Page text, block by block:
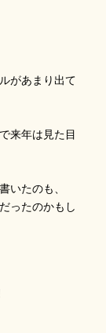
があまり出て
来年は見た目
いたのも、
ったのかもし